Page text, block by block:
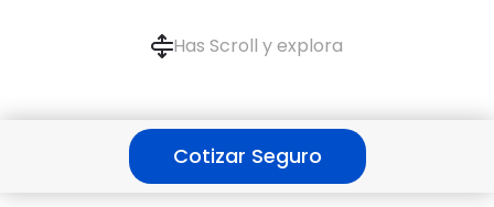
Has Scroll y explora
Cotizar Seguro